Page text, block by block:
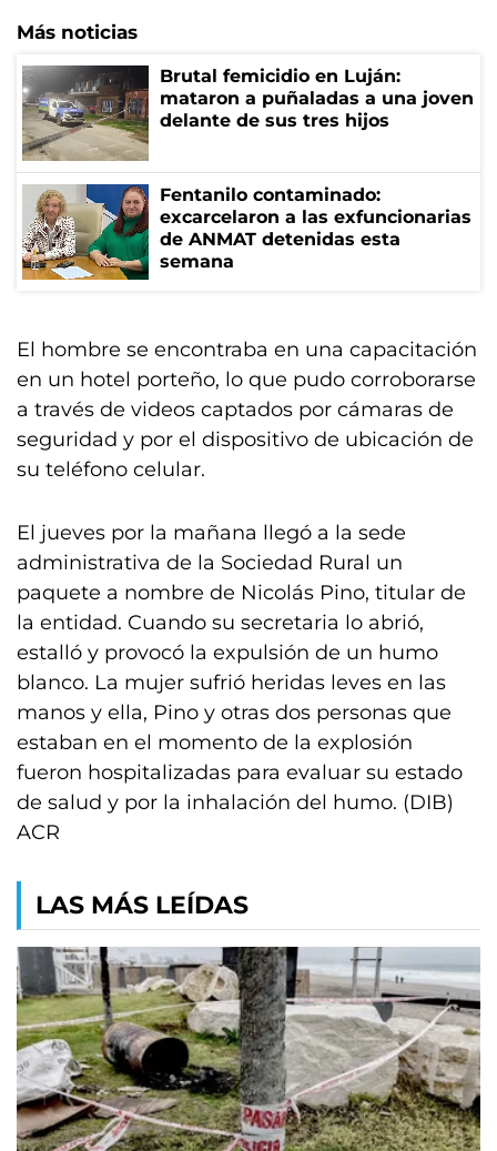
Más noticias
Brutal femicidio en Luján:
mataron a puñaladas a una joven
delante de sus tres hijos
Fentanilo contaminado:
excarcelaron a las exfuncionarias
de ANMAT detenidas esta
semana
El hombre se encontraba en una capacitación
en un hotel porteño, lo que pudo corroborarse
a través de videos captados por cámaras de
seguridad y por el dispositivo de ubicación de
su teléfono celular.
El jueves por la mañana llegó a la sede
administrativa de la Sociedad Rural un
paquete a nombre de Nicolás Pino, titular de
la entidad. Cuando su secretaria lo abrió,
estalló y provocó la expulsión de un humo
blanco. La mujer sufrió heridas leves en las
manos y ella, Pino y otras dos personas que
estaban en el momento de la explosión
fueron hospitalizadas para evaluar su estado
de salud y por la inhalación del humo. (DIB)
ACR
LAS MÁS LEÍDAS